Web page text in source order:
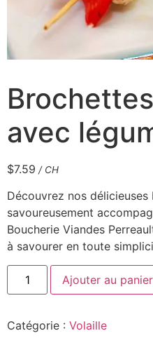
avec
$7.59 / CH
Découvrez nos
savoureusement
Boucherie Viandes
à savourer en toute
Ajouter au panier
Catégorie : Volaille